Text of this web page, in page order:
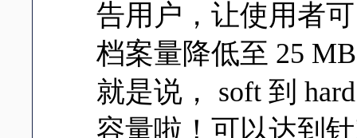
告用户，让使用者
档案量降低至 25
就是说， soft 到
容量啦！可以达到